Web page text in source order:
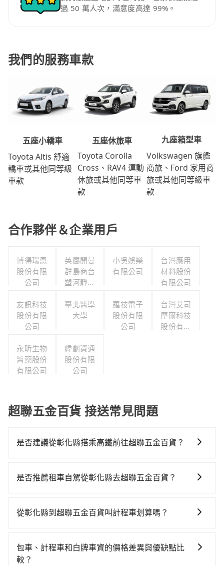
過 50 萬人次，滿意度高達 99%。
我們的服務車款
五座小轎車
Toyota Altis 舒適
轎車或其他同等級
車款
五座休旅車
Toyota Corolla
Cross、RAV4 運動
休旅或其他同等車
款
九座箱型車
Volkswagen 旗艦
商旅、Ford 家用商
旅或其他同等級車
款
合作夥伴＆企業用戶
博得瑞恩
股份有限
公司
英屬開曼
群島商台
塑河靜有
灣分公司
小吳娛樂
有限公司
台灣應用
材料股份
有限公司
友訊科技
股份有限
公司
臺北醫學
大學
羅技電子
股份有限
公司
台灣艾司
摩爾科技
股份有限
永昕生物
醫藥股份
有限公司
緯創資通
股份有限
公司
超聯五金百貨 接送常見問題
是否建議從彰化縣搭乘高鐵前往超聯五金百貨？
時、轉車麻煩，且難叫計程車前往高鐵站！不過從最早
車接送。假設從彰化縣田中鎮步行或搭乘公車前往彰化
鐘（平均10分）的高鐵從彰化站前往雲林高鐵站，每人
票價110元，再用5分鐘出站、等待車站前排班的計程
是否推薦租車自駕從彰化縣去超聯五金百貨？
時不需要閉目養神（因為要自己開車），最重要的是你
$115~205承租小轎車，每公里再額外加收$3.2，從彰化
縣（田中鎮）到超聯五金百貨的花費預估為
從彰化縣到超聯五金百貨叫計程車划算嗎？
灣大車隊、Uber和Yoxi，如果在路邊攔不到車，也可考
慮打電話至三億計程車等叫車看看。依照里程跳錶計
包車、計程車和白牌車資的價格差異與優缺點比
較？